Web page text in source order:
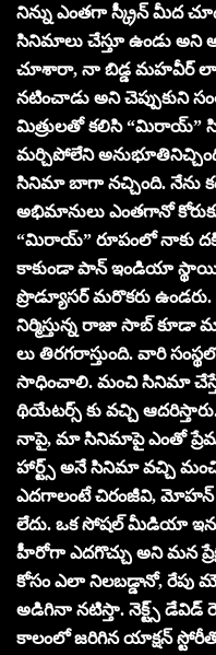
నిన్ను ఎంతగా స్క్రీన్ మీద
సినిమాలు చేస్తూ ఉండు అని
చూశారా, నా బిడ్డ మహవీర్
నటించాడు అని చెప్పుకుని
మిత్రులతో కలిసి “మిరాయ్”
మర్చిపోలేని
సినిమా బాగా నచ్చింది. నేను
అభిమానులు ఎంతగానో
“మిరాయ్” రూపంలో నాకు
కాకుండా పాన్ ఇండియా
ప్రొడ్యూసర్ మరొకరు
నిర్మిస్తున్న రాజా సాబ్ కూడా
లు తిరగరాస్తుంది. వారి
సాధించాలి. మంచి సినిమా చేస్తే
థియేటర్స్ కు వచ్చి
నాపై, మా సినిమాపై ఎంతో ప్రేమ
హార్ట్స్ అనే సినిమా వచ్చి
ఎదగాలంటే చిరంజీవి, మోహన్
లేదు. ఒక సోషల్ మీడియా
హీరోగా ఎదగొచ్చు అని మన
కోసం ఎలా నిలబడ్డానో,
అడిగినా నటిస్తా. నెక్ట్స్ డేవిడ్
కాలంలో జరిగిన యాక్షన్